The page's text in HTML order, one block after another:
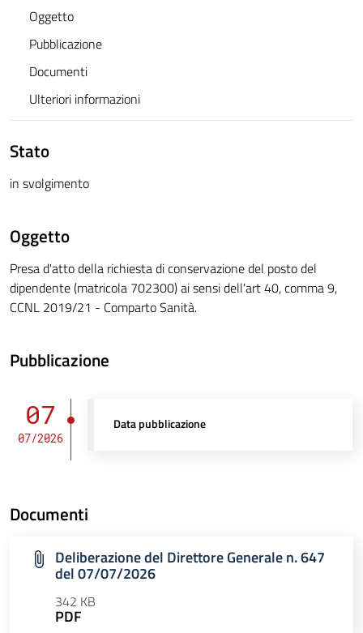
Oggetto
Pubblicazione
Documenti
Ulteriori informazioni
Stato
in svolgimento
Oggetto
Presa d'atto della richiesta di conservazione del posto del
dipendente (matricola 702300) ai sensi dell'art 40, comma 9,
CCNL 2019/21 - Comparto Sanità.
Pubblicazione
07
07/2026
Data pubblicazione
Documenti
Deliberazione del Direttore Generale n. 647
del 07/07/2026
342 KB
PDF